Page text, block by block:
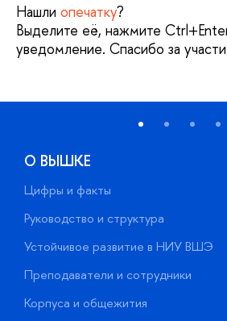
Нашли опечатку?
Выделите её, нажмите
уведомление. Спасибо за
О ВЫШКЕ
Цифры и факты
Руководство и структура
Устойчивое развитие в НИУ ВШЭ
Преподаватели и сотрудники
Корпуса и общежития